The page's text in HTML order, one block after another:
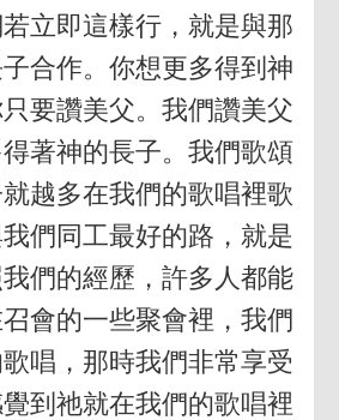
立即這樣行，就是與那
合作。你想更多得到神
要讚美父。我們讚美父
著神的長子。我們歌頌
越多在我們的歌唱裡歌
們同工最好的路，就是
們的經歷，許多人都能
會的一些聚會裡，我們
唱，那時我們非常享受
到祂就在我們的歌唱裡